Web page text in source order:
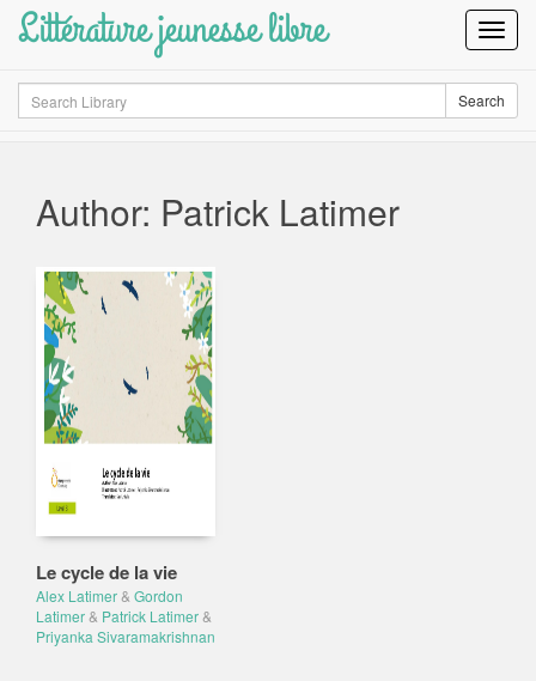
Littérature jeunesse libre
Search Search
Author: Patrick Latimer
Le cycle de la vie
Alex Latimer& Gordon
Latimer& Patrick Latimer&
Priyanka Sivaramakrishnan